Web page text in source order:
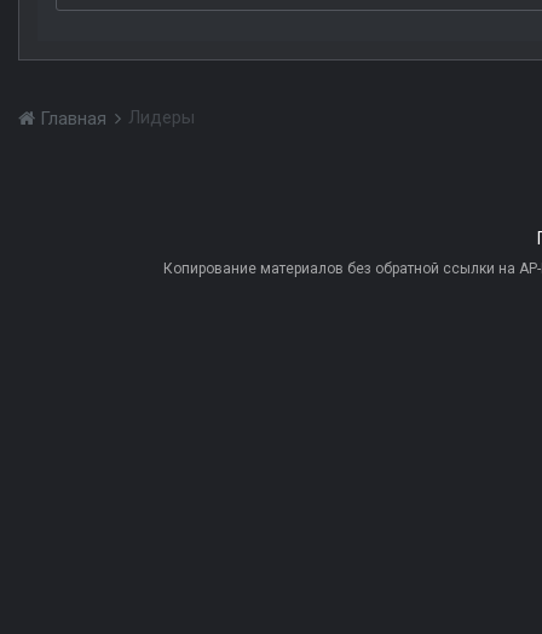
Главная Лидеры
Копирование материалов без обратной ссылки на